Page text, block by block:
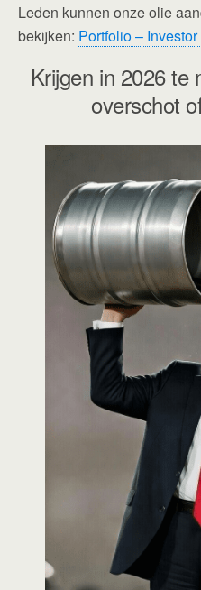
Leden kunnen onze olie
bekijken: Portfolio –
Krijgen in 2026 te
overschot